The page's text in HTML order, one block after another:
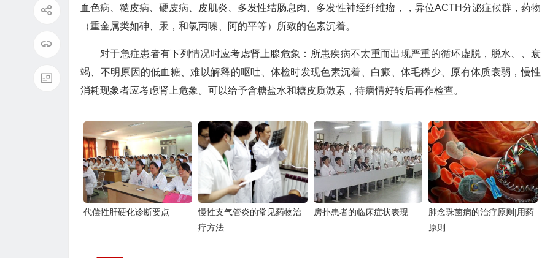
血色病、糙皮病、硬皮病、皮肌炎、多发性结肠息肉、多发性神经纤维瘤，，异位ACTH分泌症候群，药物
（重金属类如砷、汞，和氯丙嗪、阿的平等）所致的色素沉着。
对于急症患者有下列情况时应考虑肾上腺危象：所患疾病不太重而出现严重的循环虚脱，脱水、、衰
竭、不明原因的低血糖、难以解释的呕吐、体检时发现色素沉着、白癜、体毛稀少、原有体质衰弱，慢性
消耗现象者应考虑肾上危象。可以给予含糖盐水和糖皮质激素，待病情好转后再作检查。
代偿性肝硬化诊断要点
慢性支气管炎的常见药物治
疗方法
房扑患者的临床症状表现
肺念珠菌病的治疗原则|用药
原则